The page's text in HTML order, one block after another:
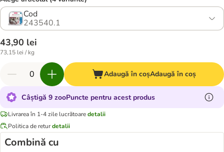
Cod
243540.1
43,90 lei
73,15 lei / kg
Adaugă în coșAdaugă în coș
Câștigă 9 zooPuncte pentru acest produs
Livrarea în 1-4 zile lucrătoaredetalii
Politica de returdetalii
Combină cu